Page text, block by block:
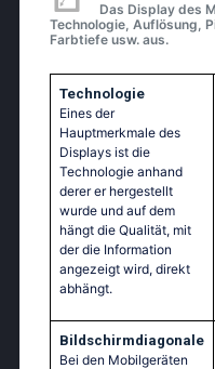
Das Display des
Technologie, Auflösung,
Farbtiefe usw. aus.
Technologie
Eines der
Hauptmerkmale des
Displays ist die
Technologie anhand
derer er hergestellt
wurde und auf dem
hängt die Qualität, mit
der die Information
angezeigt wird, direkt
abhängt.
Bildschirmdiagonale
Bei den Mobilgeräten